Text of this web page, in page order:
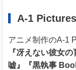
A-1
アニメ制作のA-1
『冴えない彼女
嘘』『黒執事